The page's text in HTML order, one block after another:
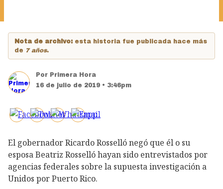
Nota de archivo: esta historia fue publicada hace más
de 7 años.
Por Primera Hora
16 de julio de 2019 • 3:46pm
El gobernador Ricardo Rosselló negó que él o su
esposa Beatriz Rosselló hayan sido entrevistados por
agencias federales sobre la supuesta investigación a
Unidos por Puerto Rico.